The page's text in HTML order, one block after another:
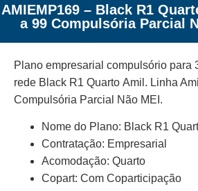
AMIEMP169 – Black R1
a 99 Compulsória Parcial
Plano empresarial compulsório para
rede Black R1 Quarto Amil. Linha
Compulsória Parcial Não MEI.
Nome do Plano: Black R1
Contratação: Empresarial
Acomodação: Quarto
Copart: Com Coparticipação